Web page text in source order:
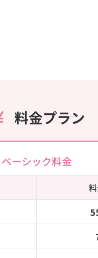
料金プラン
ベーシック料金